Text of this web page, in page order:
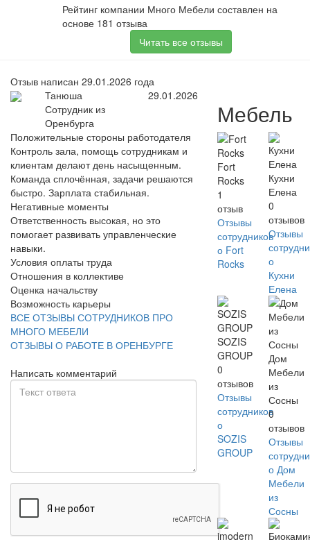
Рейтинг компании Много Мебели составлен на
основе 181 отзыва
Читать все отзывы
Отзыв написан 29.01.2026 года
Танюша
Сотрудник из
Оренбурга
29.01.2026
Положительные стороны работодателя
Контроль зала, помощь сотрудникам и
клиентам делают день насыщенным.
Команда сплочённая, задачи решаются
быстро. Зарплата стабильная.
Негативные моменты
Ответственность высокая, но это
помогает развивать управленческие
навыки.
Условия оплаты труда
Отношения в коллективе
Оценка начальству
Возможность карьеры
ВСЕ ОТЗЫВЫ СОТРУДНИКОВ ПРО
МНОГО МЕБЕЛИ
ОТЗЫВЫ О РАБОТЕ В ОРЕНБУРГЕ
Написать комментарий
Мебель
Fort
Rocks
1
отзыв
Отзывы
сотрудников
о Fort
Rocks
Кухни
Елена
0
отзывов
Отзывы
о
Кухни
Елена
SOZIS
GROUP
0
отзывов
Отзывы
сотрудников
о
SOZIS
GROUP
Дом
Мебели
из
Сосны
0
отзывов
Отзывы
о Дом
Мебели
из
Сосны